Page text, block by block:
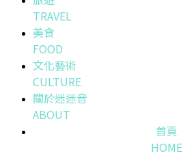
TRAVEL
美食
FOOD
文化藝術
CULTURE
關於迷迷音
ABOUT
首頁
HOME